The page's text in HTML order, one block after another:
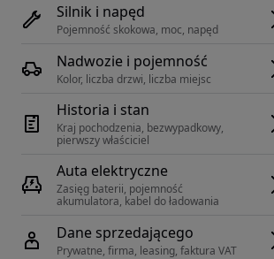
Silnik i napęd
Pojemność skokowa, moc, napęd
Nadwozie i pojemność
Kolor, liczba drzwi, liczba miejsc
Historia i stan
Kraj pochodzenia, bezwypadkowy,
pierwszy właściciel
Auta elektryczne
Zasięg baterii, pojemność
akumulatora, kabel do ładowania
Dane sprzedającego
Prywatne, firma, leasing, faktura VAT